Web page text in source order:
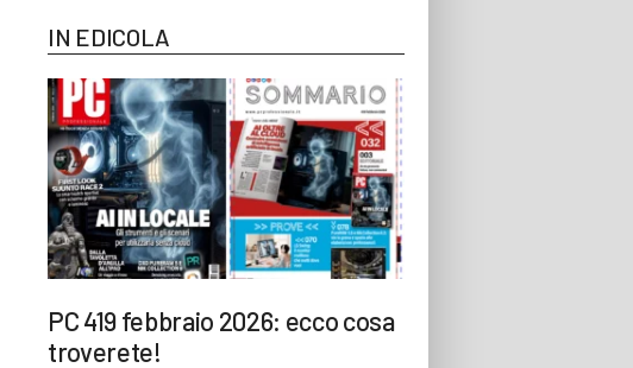
IN EDICOLA
PC 419 febbraio 2026: ecco cosa
troverete!